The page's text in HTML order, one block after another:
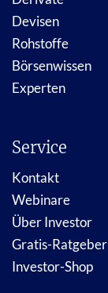
Devisen
Rohstoffe
Börsenwissen
Experten
Service
Kontakt
Webinare
Über Investor
Gratis-Ratgeber
Investor-Shop